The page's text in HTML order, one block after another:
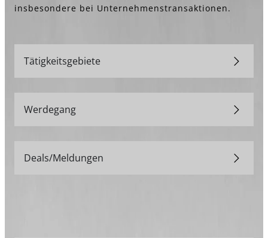
insbesondere bei Unternehmenstransaktionen.
Tätigkeitsgebiete
Werdegang
Deals/Meldungen